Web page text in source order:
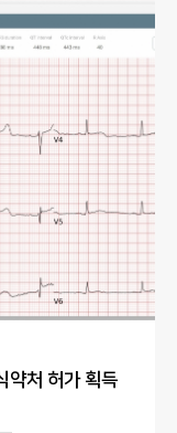
약처 허가 획득